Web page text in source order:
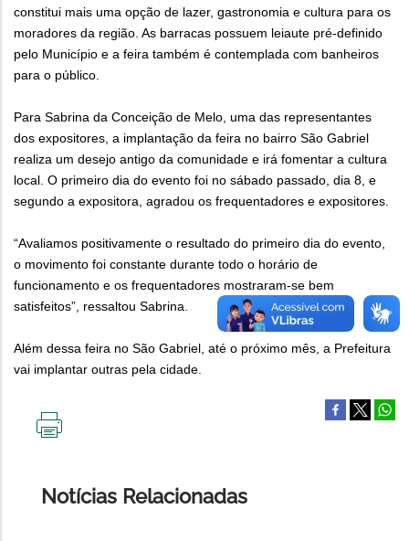
constitui mais uma opção de lazer, gastronomia e cultura para os
moradores da região. As barracas possuem leiaute pré-definido
pelo Município e a feira também é contemplada com banheiros
para o público.
Para Sabrina da Conceição de Melo, uma das representantes
dos expositores, a implantação da feira no bairro São Gabriel
realiza um desejo antigo da comunidade e irá fomentar a cultura
local. O primeiro dia do evento foi no sábado passado, dia 8, e
segundo a expositora, agradou os frequentadores e expositores.
“Avaliamos positivamente o resultado do primeiro dia do evento,
o movimento foi constante durante todo o horário de
funcionamento e os frequentadores mostraram-se bem
satisfeitos”, ressaltou Sabrina.
Além dessa feira no São Gabriel, até o próximo mês, a Prefeitura
vai implantar outras pela cidade.
Notícias Relacionadas